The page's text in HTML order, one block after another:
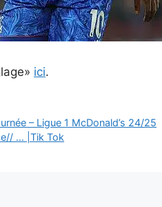
ici.
– Ligue 1 McDonald’s 24/25
… |Tik Tok